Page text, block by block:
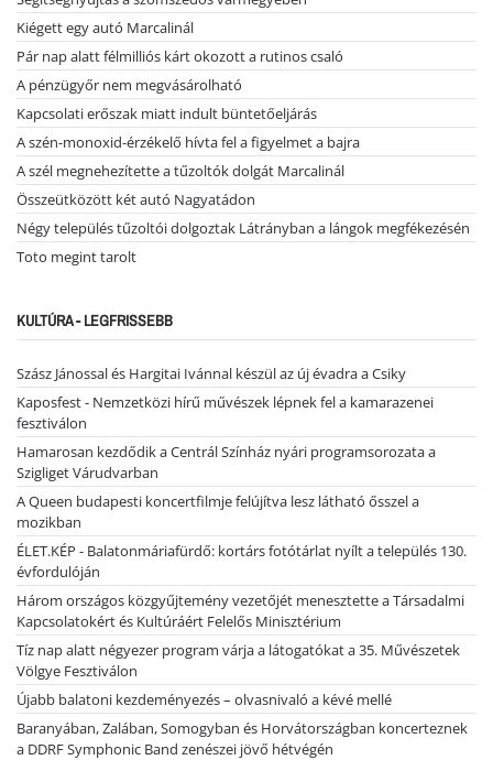
Kiégett egy autó Marcalinál
Pár nap alatt félmilliós kárt okozott a rutinos csaló
A pénzügyőr nem megvásárolható
Kapcsolati erőszak miatt indult büntetőeljárás
A szén-monoxid-érzékelő hívta fel a figyelmet a bajra
A szél megnehezítette a tűzoltók dolgát Marcalinál
Összeütközött két autó Nagyatádon
Négy település tűzoltói dolgoztak Látrányban a lángok megfékezésén
Toto megint tarolt
KULTÚRA - LEGFRISSEBB
Szász Jánossal és Hargitai Ivánnal készül az új évadra a Csiky
Kaposfest - Nemzetközi hírű művészek lépnek fel a kamarazenei
fesztiválon
Hamarosan kezdődik a Centrál Színház nyári programsorozata a
Szigliget Várudvarban
A Queen budapesti koncertfilmje felújítva lesz látható ősszel a
mozikban
ÉLET.KÉP - Balatonmáriafürdő: kortárs fotótárlat nyílt a település 130.
évfordulóján
Három országos közgyűjtemény vezetőjét menesztette a Társadalmi
Kapcsolatokért és Kultúráért Felelős Minisztérium
Tíz nap alatt négyezer program várja a látogatókat a 35. Művészetek
Völgye Fesztiválon
Újabb balatoni kezdeményezés – olvasnivaló a kévé mellé
Baranyában, Zalában, Somogyban és Horvátországban koncerteznek
a DDRF Symphonic Band zenészei jövő hétvégén